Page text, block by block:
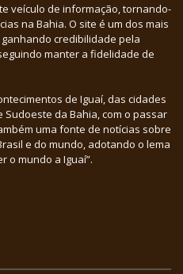
veículo de informação, tornando-
na Bahia. O site é um dos mais
credibilidade pela
manter a fidelidade de
de Iguaí, das cidades
da Bahia, com o passar
uma fonte de notícias sobre
e do mundo, adotando o lema
o mundo a Iguaí”.